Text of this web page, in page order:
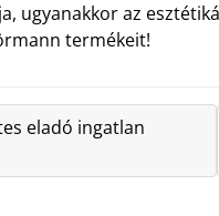
ugyanakkor az
termékeit!
eladó ingatlan